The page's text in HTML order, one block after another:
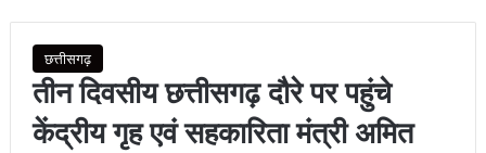
छत्तीसगढ़
तीन दिवसीय छत्तीसगढ़ दौरे पर पहुंचे
केंद्रीय गृह एवं सहकारिता मंत्री अमित